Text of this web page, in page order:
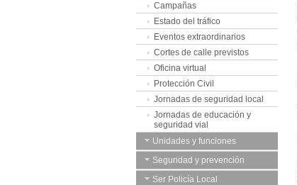
Campañas
Estado del tráfico
Eventos extraordinarios
Cortes de calle previstos
Oficina virtual
Protección Civil
Jornadas de seguridad local
Jornadas de educación y
seguridad vial
Unidades y funciones
Seguridad y prevención
Ser Policía Local